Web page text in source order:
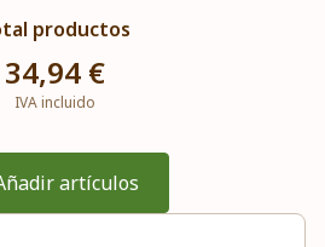
productos
34,94 €
IVA incluido
artículos